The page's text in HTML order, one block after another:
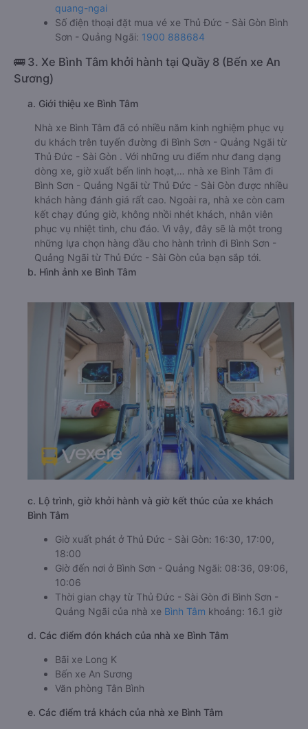
quang-ngai
Số điện thoại đặt mua vé xe Thủ Đức - Sài Gòn Bình
Sơn - Quảng Ngãi: 1900 888684
🚌 3. Xe Bình Tâm khởi hành tại Quầy 8 (Bến xe An
Sương)
a. Giới thiệu xe Bình Tâm
Nhà xe Bình Tâm đã có nhiều năm kinh nghiệm phục vụ
du khách trên tuyến đường đi Bình Sơn - Quảng Ngãi từ
Thủ Đức - Sài Gòn . Với những ưu điểm như đang dạng
dòng xe, giờ xuất bến linh hoạt,… nhà xe Bình Tâm đi
Bình Sơn - Quảng Ngãi từ Thủ Đức - Sài Gòn được nhiều
khách hàng đánh giá rất cao. Ngoài ra, nhà xe còn cam
kết chạy đúng giờ, không nhồi nhét khách, nhân viên
phục vụ nhiệt tình, chu đáo. Vì vậy, đây sẽ là một trong
những lựa chọn hàng đầu cho hành trình đi Bình Sơn -
Quảng Ngãi từ Thủ Đức - Sài Gòn của bạn sắp tới.
b. Hình ảnh xe Bình Tâm
c. Lộ trình, giờ khởi hành và giờ kết thúc của xe khách
Bình Tâm
Giờ xuất phát ở Thủ Đức - Sài Gòn: 16:30, 17:00,
18:00
Giờ đến nơi ở Bình Sơn - Quảng Ngãi: 08:36, 09:06,
10:06
Thời gian chạy từ Thủ Đức - Sài Gòn đi Bình Sơn -
Quảng Ngãi của nhà xe Bình Tâm khoảng: 16.1 giờ
d. Các điểm đón khách của nhà xe Bình Tâm
Bãi xe Long K
Bến xe An Sương
Văn phòng Tân Bình
e. Các điểm trả khách của nhà xe Bình Tâm